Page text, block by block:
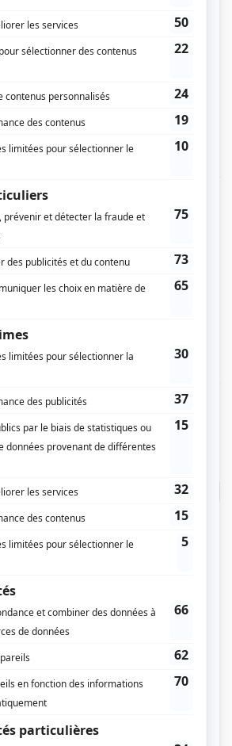
traditionnel électrifié, quelques
lyrique et sonore du style des
de la langue. Très entraînant et idéal si
dansé. Merci Bim, le festival Nuits
et Atuvu
T. - 2026-07-13 15:45:17
avec le groupe BIM. Beaucoup
entraînante. Les musiciens et chanteurs
bien avec la foule. Belle
!
connecté pour
vous ici.